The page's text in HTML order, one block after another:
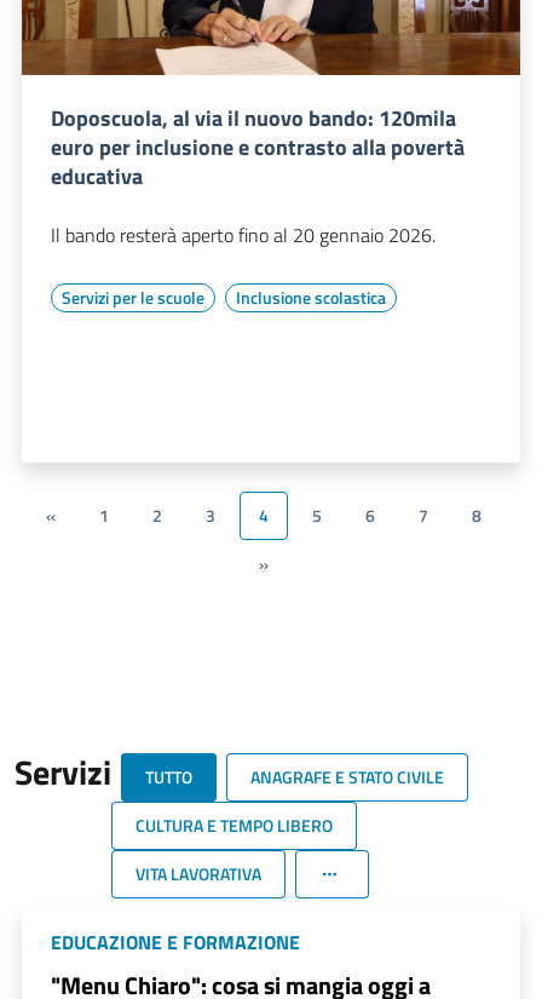
Doposcuola, al via il nuovo bando: 120mila
euro per inclusione e contrasto alla povertà
educativa
Il bando resterà aperto fino al 20 gennaio 2026.
Servizi per le scuole Inclusione scolastica
« 1 2 3 4 5 6 7
8
»
Servizi TUTTO
ANAGRAFE E STATO CIVILE
CULTURA E TEMPO LIBERO
VITA LAVORATIVA
EDUCAZIONE E FORMAZIONE
"Menu Chiaro": cosa si mangia oggi a